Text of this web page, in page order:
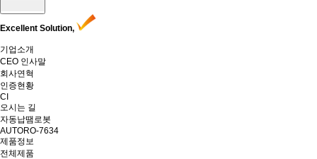
Excellent Solution,
기업소개
CEO 인사말
회사연혁
인증현황
CI
오시는 길
자동납땜로봇
AUTORO-7634
제품정보
전체제품